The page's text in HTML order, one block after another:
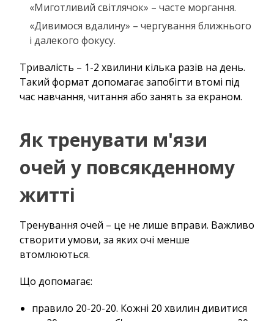
«Миготливий світлячок» – часте моргання.
«Дивимося вдалину» – чергування ближнього
і далекого фокусу.
Тривалість – 1-2 хвилини кілька разів на день.
Такий формат допомагає запобігти втомі під
час навчання, читання або занять за екраном.
Як тренувати м'язи
очей у повсякденному
житті
Тренування очей – це не лише вправи. Важливо
створити умови, за яких очі менше
втомлюються.
Що допомагає:
правило 20-20-20. Кожні 20 хвилин дивитися